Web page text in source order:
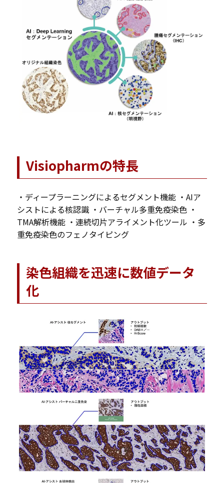
Visiopharmの特長
・ディープラーニングによるセグメント機能 ・AIア
シストによる核認識 ・バーチャル多重免疫染色 ・
TMA解析機能 ・連続切片アライメント化ツール ・多
重免疫染色のフェノタイピング
染色組織を迅速に数値データ
化